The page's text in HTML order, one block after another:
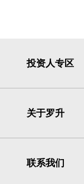
投资人专区
关于罗升
联系我们